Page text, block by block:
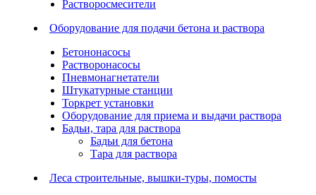
Растворосмесители
Оборудование для подачи бетона и раствора
Бетононасосы
Растворонасосы
Пневмонагнетатели
Штукатурные станции
Торкрет установки
Оборудование для приема и выдачи раствора
Бадьи, тара для раствора
Бадьи для бетона
Тара для раствора
Леса строительные, вышки-туры, помосты